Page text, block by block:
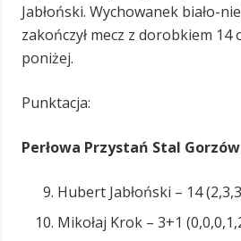
Jabłoński. Wychowanek biało-
zakończył mecz z dorobkiem 14
poniżej.
Punktacja:
Perłowa Przystań Stal
Hubert Jabłoński – 14
Mikołaj Krok – 3+1